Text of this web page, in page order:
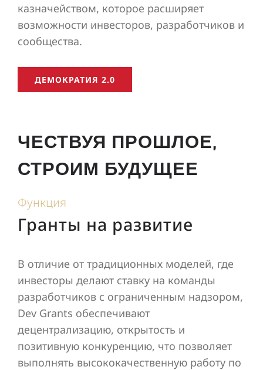
казначейством, которое расширяет
возможности инвесторов, разработчиков и
сообщества.
ДЕМОКРАТИЯ 2.0
ЧЕСТВУЯ ПРОШЛОЕ,
СТРОИМ БУДУЩЕЕ
Функция
Гранты на развитие
В отличие от традиционных моделей, где
инвесторы делают ставку на команды
разработчиков с ограниченным надзором,
Dev Grants обеспечивают
децентрализацию, открытость и
позитивную конкуренцию, что позволяет
выполнять высококачественную работу по